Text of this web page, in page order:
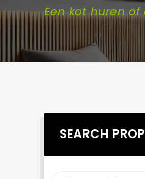
Een kot huren of
SEARCH